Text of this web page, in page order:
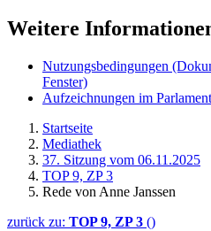
Weitere
Nutzungsbedingungen
Fenster)
Aufzeichnungen im
Startseite
Mediathek
37. Sitzung vom 06.11.2025
TOP 9, ZP 3
Rede von Anne Janssen
zurück zu: TOP 9, ZP 3 ()